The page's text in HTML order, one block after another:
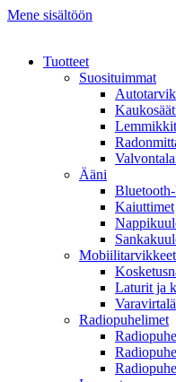
Mene sisältöön
Tuotteet
Suosituimmat
Ääni
Kaiuttimet
Mobiilitarvikkeet
Laturit ja
Radiopuhelimet